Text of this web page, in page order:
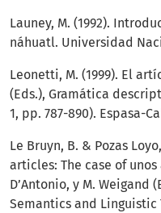
Launey, M. (1992).
náhuatl. Universidad
Leonetti, M. (1999). El
(Eds.), Gramática
1, pp. 787-890). Espasa-
Le Bruyn, B. & Pozas
articles: The case of unos
D’Antonio, y M. Weigand
Semantics and Linguistic